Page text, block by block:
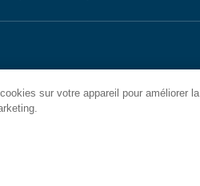
sur votre appareil pour améliorer la